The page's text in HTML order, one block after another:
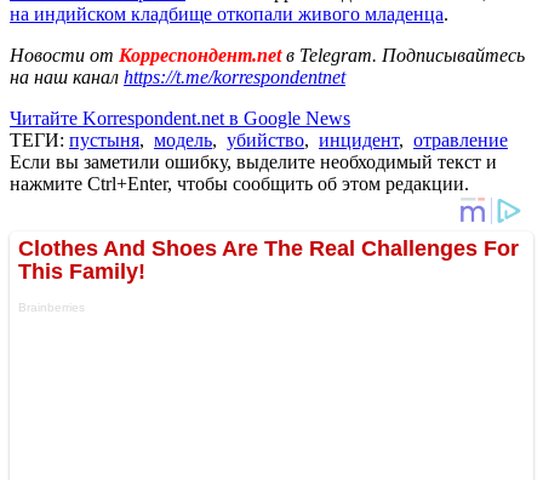
на индийском кладбище откопали живого младенца.
Новости от Корреспондент.netв Telegram. Подписывайтесь
на наш канал https://t.me/korrespondentnet
Читайте Korrespondent.net в Google News
ТЕГИ: пустыня, модель, убийство, инцидент, отравление
Если вы заметили ошибку, выделите необходимый текст и
нажмите Ctrl+Enter, чтобы сообщить об этом редакции.